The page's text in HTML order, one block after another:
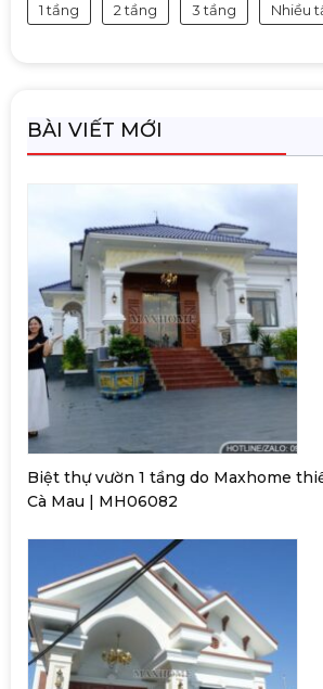
1 tầng 2 tầng 3 tầng Nhiều
BÀI VIẾT MỚI
Biệt thự vườn 1 tầng do Maxhome
Cà Mau | MH06082